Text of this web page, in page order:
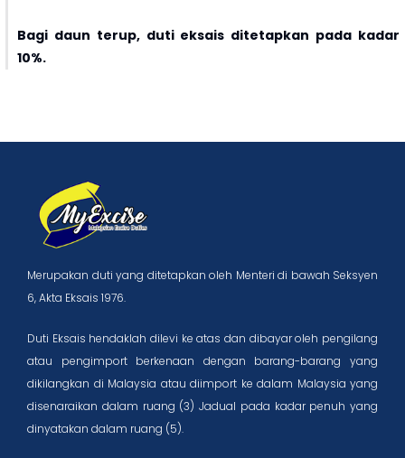
Bagi daun terup, duti eksais ditetapkan pada kadar
10%.
Merupakan duti yang ditetapkan oleh Menteri di bawah Seksyen
6, Akta Eksais 1976.
Duti Eksais hendaklah dilevi ke atas dan dibayar oleh pengilang
atau pengimport berkenaan dengan barang-barang yang
dikilangkan di Malaysia atau diimport ke dalam Malaysia yang
disenaraikan dalam ruang (3) Jadual pada kadar penuh yang
dinyatakan dalam ruang (5).